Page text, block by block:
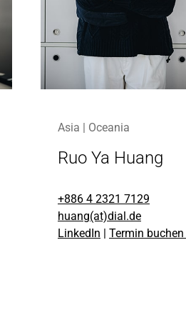
Asia | Oceania
Ruo Ya Huang
+886 4 2321 7129
huang(at)dial.de
LinkedIn | Termin